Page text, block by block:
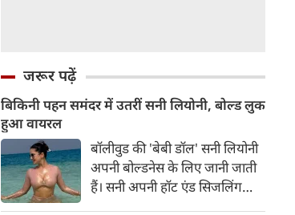
जरूर पढ़ें
बिकिनी पहन समंदर में उतरीं सनी लियोनी, बोल्ड लुक
हुआ वायरल
बॉलीवुड की 'बेबी डॉल' सनी लियोनी
अपनी बोल्डनेस के लिए जानी जाती
हैं। सनी अपनी हॉट एंड सिजलिंग